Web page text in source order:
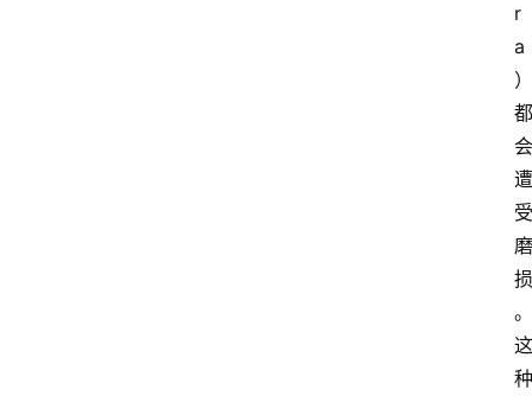
r
a
）
都
会
遭
受
磨
损
。
这
种